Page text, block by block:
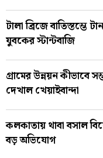
টালা ব্রিজে বাতিস্তম্ভে
যুবকের স্টান্টবাজি
গ্রামের উন্নয়ন
দেখাল খেয়াইবান্দা
কলকাতায় থাবা বসাল
বড় অভিযোগ